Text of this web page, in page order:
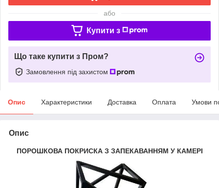
або
Купити з
Що таке купити з Пром?
Замовлення під захистом
Опис Характеристики Доставка Оплата Умови
Опис
ПОРОШКОВА ПОКРИСКА З ЗАПЕКАВАННЯМ У КАМЕРІ